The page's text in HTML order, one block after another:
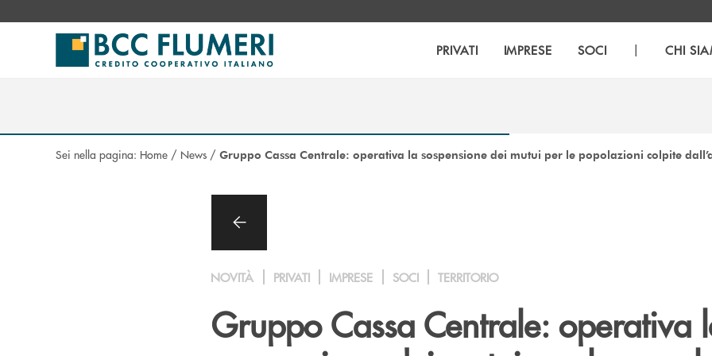
PRIVATI IMPRESE SOCI | CHI
Sei nella pagina: Home / News / Gruppo Cassa Centrale: operativa la sospensione dei mutui per le popolazioni colpite
NOVITÀ PRIVATI IMPRESE SOCI TERRITORIO
Gruppo Cassa Centrale: operativa